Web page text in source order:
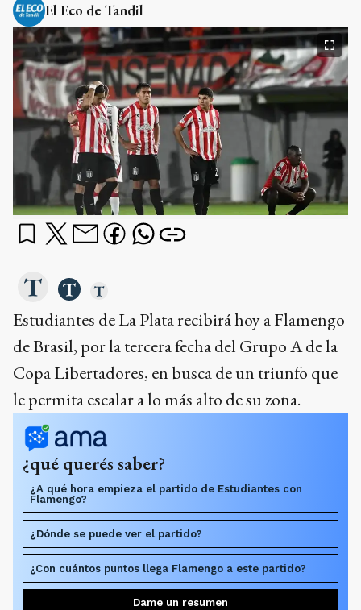
El Eco de Tandil
Estudiantes de La Plata recibirá hoy a Flamengo
de Brasil, por la tercera fecha del Grupo A de la
Copa Libertadores, en busca de un triunfo que
le permita escalar a lo más alto de su zona.
¿qué querés saber?
¿A qué hora empieza el partido de Estudiantes con
Flamengo?
¿Dónde se puede ver el partido?
¿Con cuántos puntos llega Flamengo a este partido?
Dame un resumen